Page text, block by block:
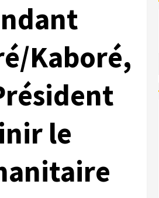
Kaboré,
le